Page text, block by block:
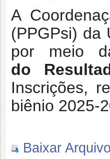
A
(PPGPsi) da
por meio
do
Inscrições,
biênio 2025-
Baixar Arquivo